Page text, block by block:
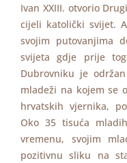
Ivan XXIII. otvorio
cijeli katolički svijet.
svojim putovanjima
svijeta gdje prije
Dubrovniku je
mladeži na kojem se
hrvatskih vjernika,
Oko 35 tisuća
vremenu, svojim
pozitivnu sliku na